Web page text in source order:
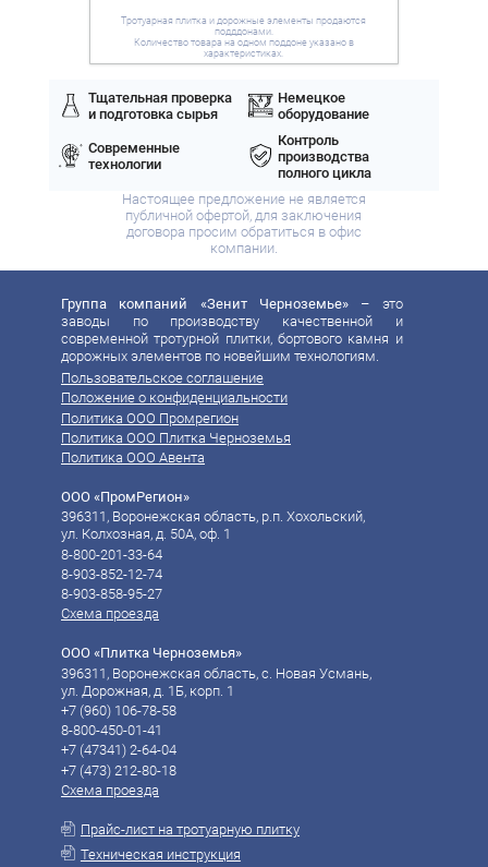
Тротуарная плитка и дорожные элементы продаются
подддонами.
Количество товара на одном поддоне указано в
характеристиках.
Тщательная проверка
и подготовка сырья
Немецкое
оборудование
Современные
технологии
Контроль
производства
полного цикла
Настоящее предложение не является
публичной офертой, для заключения
договора просим обратиться в офис
компании.
Группа компаний «Зенит Черноземье»– это
заводы по производству качественной и
современной тротурной плитки, бортового камня и
дорожных элементов по новейшим технологиям.
Пользовательское соглашение
Положение о конфиденциальности
Политика ООО Промрегион
Политика ООО Плитка Черноземья
Политика ООО Авента
ООО «ПромРегион»
396311, Воронежская область, р.п. Хохольский,
ул. Колхозная, д. 50А, оф. 1
8-800-201-33-64
8-903-852-12-74
8-903-858-95-27
Схема проезда
ООО «Плитка Черноземья»
396311, Воронежская область, с. Новая Усмань,
ул. Дорожная, д. 1Б, корп. 1
+7 (960) 106-78-58‬
8-800-450-01-41
‪‪+7 (47341) 2-64-04
‪‪+7 (473) 212-80-18
Схема проезда
Прайс-лист на тротуарную плитку
Техническая инструкция